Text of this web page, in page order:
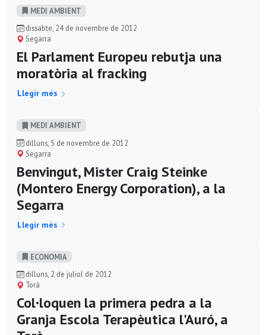
MEDI AMBIENT
dissabte, 24 de novembre de 2012
Segarra
El Parlament Europeu rebutja una
moratòria al fracking
Llegir més
MEDI AMBIENT
dilluns, 5 de novembre de 2012
Segarra
Benvingut, Mister Craig Steinke
(Montero Energy Corporation), a la
Segarra
Llegir més
ECONOMIA
dilluns, 2 de juliol de 2012
Torà
Col·loquen la primera pedra a la
Granja Escola Terapèutica l'Auró, a